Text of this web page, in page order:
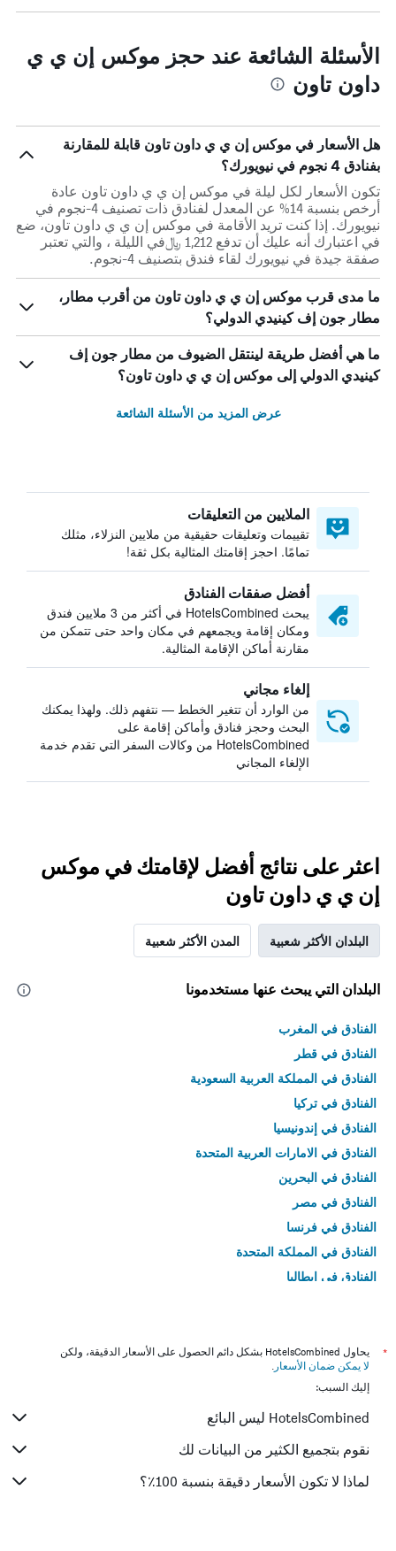
الأسئلة الشائعة عند حجز موكس إن ي ي
داون تاون
هل الأسعار في موكس إن ي ي داون تاون قابلة للمقارنة
بفنادق 4 نجوم في نيويورك؟
تكون الأسعار لكل ليلة في موكس إن ي ي داون تاون عادة
أرخص بنسبة 14% عن المعدل لفنادق ذات تصنيف 4-نجوم في
نيويورك. إذا كنت تريد الأقامة في موكس إن ي ي داون تاون، ضع
في اعتبارك أنه عليك أن تدفع 1,212 ﷼في الليلة ، والتي تعتبر
صفقة جيدة في نيويورك لقاء فندق بتصنيف 4-نجوم.
ما مدى قرب موكس إن ي ي داون تاون من أقرب مطار،
مطار جون إف كينيدي الدولي؟
ما هي أفضل طريقة لينتقل الضيوف من مطار جون إف
كينيدي الدولي إلى موكس إن ي ي داون تاون؟
عرض المزيد من الأسئلة الشائعة
الملايين من التعليقات
تقييمات وتعليقات حقيقية من ملايين النزلاء، مثلك
تمامًا. احجز إقامتك المثالية بكل ثقة!
أفضل صفقات الفنادق
يبحث HotelsCombined في أكثر من 3 ملايين فندق
ومكان إقامة ويجمعهم في مكان واحد حتى تتمكن من
مقارنة أماكن الإقامة المثالية.
إلغاء مجاني
من الوارد أن تتغير الخطط — نتفهم ذلك. ولهذا يمكنك
البحث وحجز فنادق وأماكن إقامة على
HotelsCombined من وكالات السفر التي تقدم خدمة
الإلغاء المجاني
اعثر على نتائج أفضل لإقامتك في موكس
إن ي ي داون تاون
البلدان الأكثر شعبية المدن الأكثر شعبية
البلدان التي يبحث عنها مستخدمونا
الفنادق في المغرب
الفنادق في قطر
الفنادق في المملكة العربية السعودية
الفنادق في تركيا
الفنادق في إندونيسيا
الفنادق في الامارات العربية المتحدة
الفنادق في البحرين
الفنادق في مصر
الفنادق في فرنسا
الفنادق في المملكة المتحدة
الفنادق في إيطاليا
*
يحاول HotelsCombined بشكل دائم الحصول على الأسعار الدقيقة، ولكن
لا يمكن ضمان الأسعار .
إليك السبب:
HotelsCombined ليس البائع
نقوم بتجميع الكثير من البيانات لك
لماذا لا تكون الأسعار دقيقة بنسبة 100٪؟